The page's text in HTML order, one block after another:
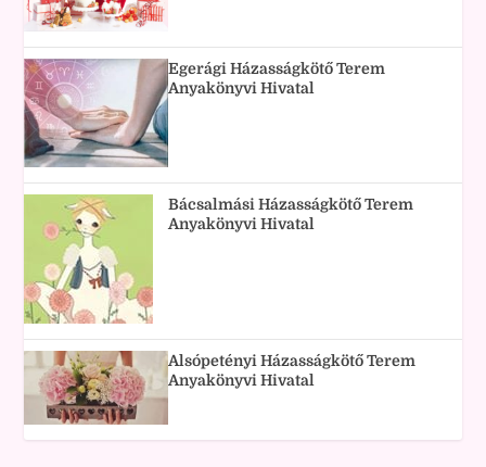
Egerági Házasságkötő Terem
Anyakönyvi Hivatal
Bácsalmási Házasságkötő Terem
Anyakönyvi Hivatal
Alsópetényi Házasságkötő Terem
Anyakönyvi Hivatal